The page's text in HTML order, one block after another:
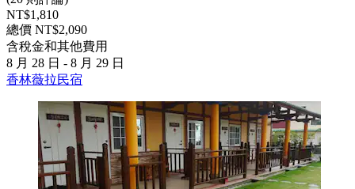
NT$1,810
總價 NT$2,090
含稅金和其他費用
8 月 28 日 - 8 月 29 日
香林薇拉民宿